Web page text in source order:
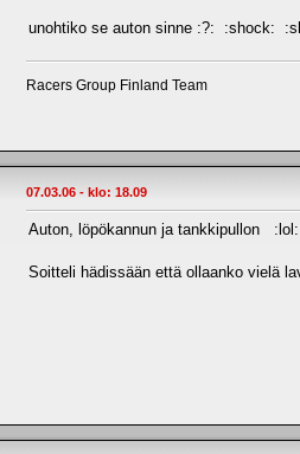
unohtiko se auton sinne :?: :shock:
Racers Group Finland Team
07.03.06 - klo: 18.09
Auton, löpökannun ja tankkipullon
Soitteli hädissään että ollaanko vielä